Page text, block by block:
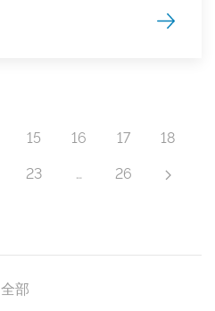
15 16 17 18
23 … 26
全部